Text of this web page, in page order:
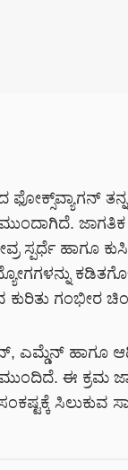
ಸ್ಪರ್ಧೆ ಹಾಗೂ
ಗಂಭೀರ
ಎಮ್ಡೆನ್ ಹಾಗೂ
ಮುಂದಿದೆ. ಈ ಕ್ರಮ
ಸಿಲುಕುವ